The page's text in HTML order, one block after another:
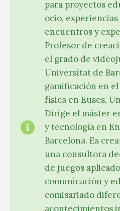
para proyectos
ocio,
encuentros y
Profesor de
el grado de
Universitat de
gamificación en
física en Euses,
Dirige el máster
y tecnología en
Barcelona. Es
una consultora
de juegos
comunicación y
comisariado
acontecimientos